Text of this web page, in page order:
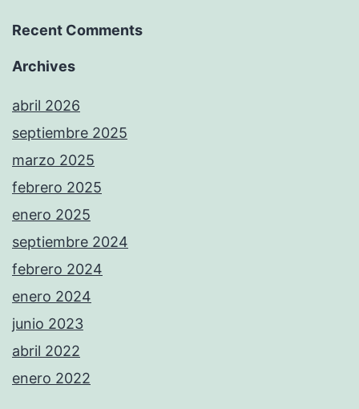
Recent Comments
Archives
abril 2026
septiembre 2025
marzo 2025
febrero 2025
enero 2025
septiembre 2024
febrero 2024
enero 2024
junio 2023
abril 2022
enero 2022